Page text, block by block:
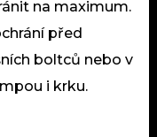
na maximum.
před
boltců nebo v
i krku.